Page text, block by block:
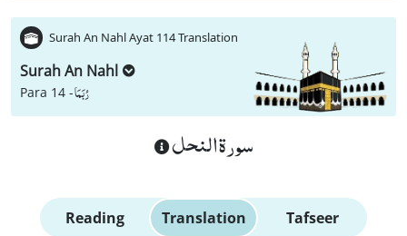
Surah An Nahl Ayat 114 Translation
Surah An Nahl
Para 14 -رُبَمَا
سورة النحل
Reading Translation Tafseer